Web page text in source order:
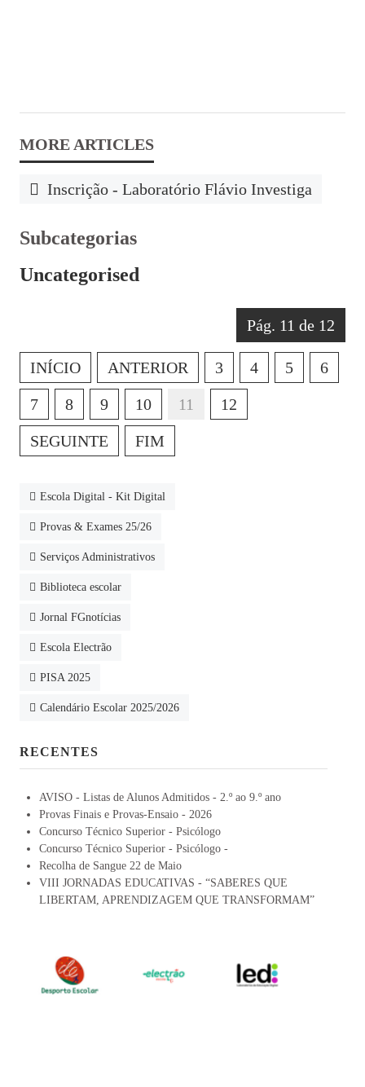
Inscrição - Laboratório Flávio Investiga
Subcategorias
Uncategorised
Pág. 11 de 12
INÍCIO ANTERIOR 3 4 5 6
7 8 9 10 11 12
SEGUINTE FIM
Escola Digital - Kit Digital
Provas & Exames 25/26
Serviços Administrativos
Biblioteca escolar
Jornal FGnotícias
Escola Electrão
PISA 2025
Calendário Escolar 2025/2026
RECENTES
AVISO - Listas de Alunos Admitidos - 2.º ao 9.º ano
Provas Finais e Provas-Ensaio - 2026
Concurso Técnico Superior - Psicólogo
Concurso Técnico Superior - Psicólogo -
Recolha de Sangue 22 de Maio
VIII JORNADAS EDUCATIVAS - “SABERES QUE
LIBERTAM, APRENDIZAGEM QUE TRANSFORMAM”